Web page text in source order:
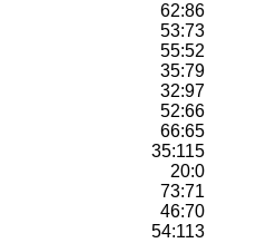
62:86
53:73
55:52
35:79
32:97
52:66
66:65
35:115
20:0
73:71
46:70
54:113